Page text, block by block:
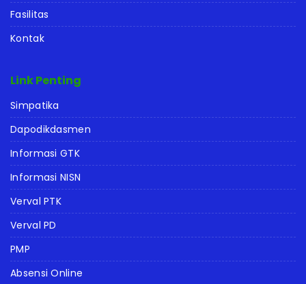
Fasilitas
Kontak
Link Penting
Simpatika
Dapodikdasmen
Informasi GTK
Informasi NISN
Verval PTK
Verval PD
PMP
Absensi Online